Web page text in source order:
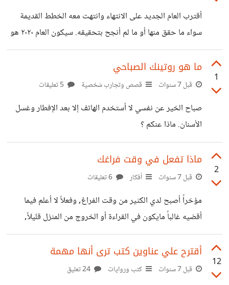
أقترب العام الجديد على الانتهاء وانتهت معه الخطط القديمة
سواء ما حقق منها أو ما لم أنجح بتحقيقه. سيكون العام ٢٠٢٠ هو
العام الذي أتمم فيه تعليمي الجامعي وأحصل على شهادة
البكالوريوس في إدارة الأعمال كما أنني سوف التحق بالجيش
-تجنيد إجباري- في شهر أكتوبر المقبل لذا لن تطول القائمة كثيراً:
الصناعي - كيفين واريك ٣- الشائعات أسرار التكوين وفنون
المواجهة - د.محمد عثمان ٤- ٥٠ فكرة يجب أن تعرفها عن علم
1
ما هو روتينك الصباحي
قبل 7 سنوات قصص وتجارب شخصية
صباح الخير عن نفسي لا أستخدم الهاتف إلا بعد الإفطار وغسل
الأسنان. ماذا عنكم ؟
2
ماذا تفعل في وقت فراغك
قبل 7 سنوات أفكار
مؤخراً أصبح لدي الكثير من وقت الفراغ, وفعلاً لا أعلم فيما
أقضيه غالباً مايكون في القراءة أو الخروج من المنزل قليلاً,
ولكني أشعر بالملل أحياناً من تكرار الأنشطة. ماذا تفعل في وقت
فراغك ؟
12
أقترح علي عناوين كتب ترى أنها مهمة
قبل 7 سنوات كتب وروايات